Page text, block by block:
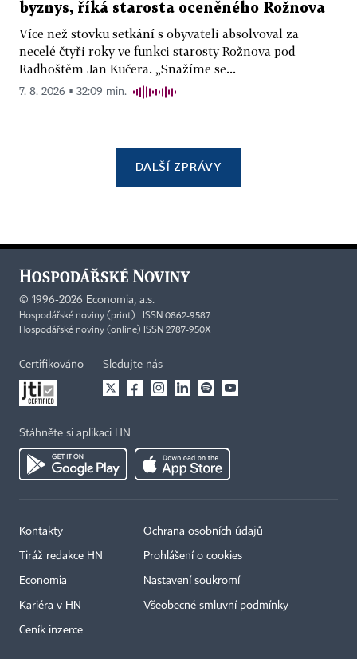
byznys, říká starosta oceněného Rožnova
Více než stovku setkání s obyvateli absolvoval za
necelé čtyři roky ve funkci starosty Rožnova pod
Radhoštěm Jan Kučera. „Snažíme se...
7. 8. 2026 ▪ 32:09 min.
DALŠÍ ZPRÁVY
© 1996-2026 Economia, a.s.
Hospodářské noviny (print) ISSN 0862-9587
Hospodářské noviny (online) ISSN 2787-950X
Certifikováno Sledujte nás
Stáhněte si aplikaci HN
Kontakty
Tiráž redakce HN
Economia
Kariéra v HN
Ceník inzerce
Ochrana osobních údajů
Prohlášení o cookies
Nastavení soukromí
Všeobecné smluvní podmínky